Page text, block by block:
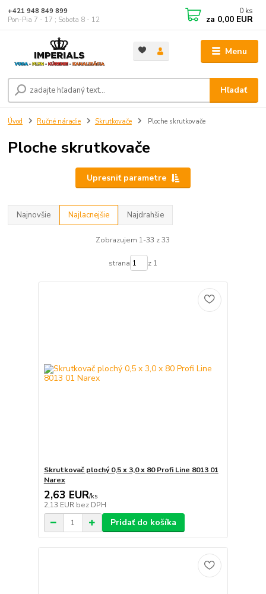
Menu
Hľadať
+421 948 849 899
Pon-Pia 7 - 17 ; Sobota 8 - 12
0 ks
za 0,00 EUR
Úvod Ručné náradie Skrutkovače Ploche skrutkovače
Ploche skrutkovače
Upresniť parametre
Najnovšie Najlacnejšie Najdrahšie
Zobrazujem 1-33 z 33
strana z 1
Skrutkovač plochý 0,5 x 3,0 x 80 Profi Line 8013 01
Narex
2,63 EUR/ks
2,13 EUR bez DPH
Pridať do košíka